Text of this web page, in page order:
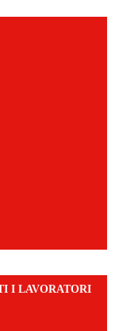
I LAVORATORI